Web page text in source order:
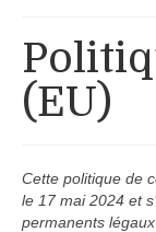
Des produits
Boutique
Produits pour
(EU)
Cette politique de
le 17 mai 2024 et
permanents